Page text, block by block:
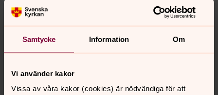
Samtycke Information Om
Vi använder kakor
Vissa av våra kakor (cookies) är nödvändiga för att
Katarina Lindgren, bas
Miriam Seltzer, harpa
Martin Olsson, orgel
Fri entré. Inga biljetter. Kom i god tid för att säkra din